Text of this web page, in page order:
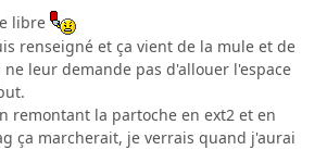
libre
renseigné et ça vient de la mule et de
leur demande pas d'allouer l'espace
remontant la partoche en ext2 et en
ça marcherait, je verrais quand j'aurai